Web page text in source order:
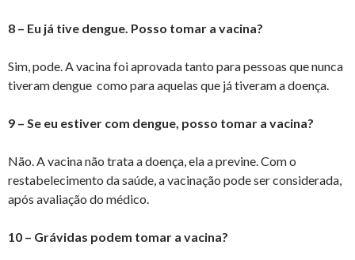
8 – Eu já tive dengue. Posso tomar a vacina?
Sim, pode. A vacina foi aprovada tanto para pessoas que nunca
tiveram dengue como para aquelas que já tiveram a doença.
9 – Se eu estiver com dengue, posso tomar a vacina?
Não. A vacina não trata a doença, ela a previne. Com o
restabelecimento da saúde, a vacinação pode ser considerada,
após avaliação do médico.
10 – Grávidas podem tomar a vacina?